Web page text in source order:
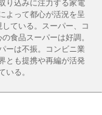
り込みに注力する家電
よって都心が活況を呈
ている。スーパー、コ
食品スーパーは好調。
ーは不振。コンビニ業
とも提携や再編が活発
いる。